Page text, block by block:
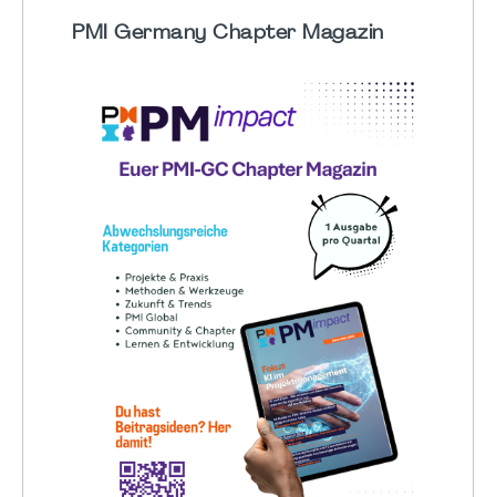
PMI Germany Chapter Magazin